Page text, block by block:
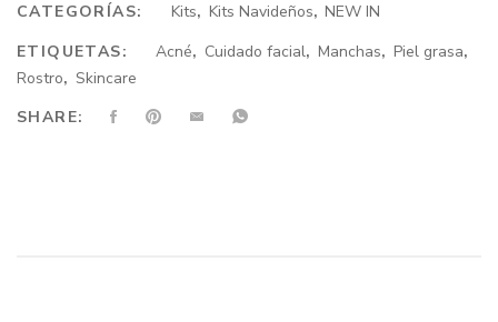
CATEGORÍAS: Kits, Kits Navideños,NEW IN
ETIQUETAS:
Acné, Cuidado facial,Manchas, Piel grasa,
Rostro, Skincare
SHARE: